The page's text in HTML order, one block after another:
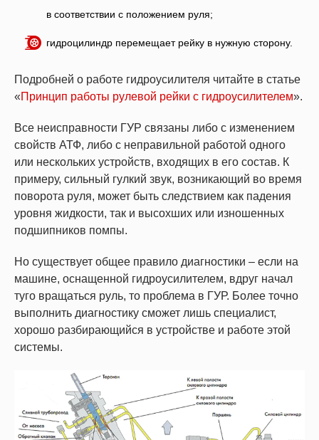
в соответствии с положением руля;
гидроцилиндр перемещает рейку в нужную сторону.
Подробней о работе гидроусилителя читайте в статье
«Принцип работы рулевой рейки с гидроусилителем».
Все неисправности ГУР связаны либо с изменением
свойств АТФ, либо с неправильной работой одного
или нескольких устройств, входящих в его состав. К
примеру, сильный гулкий звук, возникающий во время
поворота руля, может быть следствием как падения
уровня жидкости, так и высохших или изношенных
подшипников помпы.
Но существует общее правило диагностики – если на
машине, оснащенной гидроусилителем, вдруг начал
туго вращаться руль, то проблема в ГУР. Более точно
выполнить диагностику сможет лишь специалист,
хорошо разбирающийся в устройстве и работе этой
системы.